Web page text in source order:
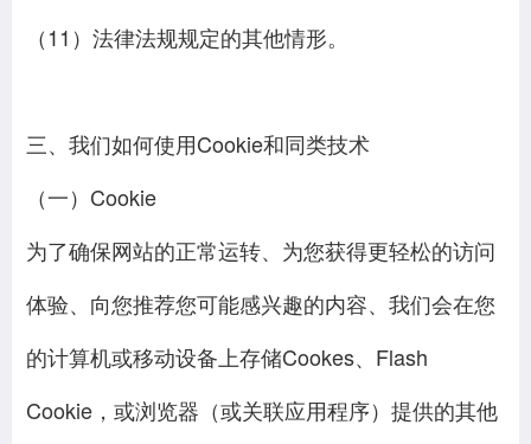
（11）法律法规规定的其他情形。
三、我们如何使用Cookie和同类技术
（一）Cookie
为了确保网站的正常运转、为您获得更轻松的访问
体验、向您推荐您可能感兴趣的内容、我们会在您
的计算机或移动设备上存储Cookes、Flash
Cookie，或浏览器（或关联应用程序）提供的其他